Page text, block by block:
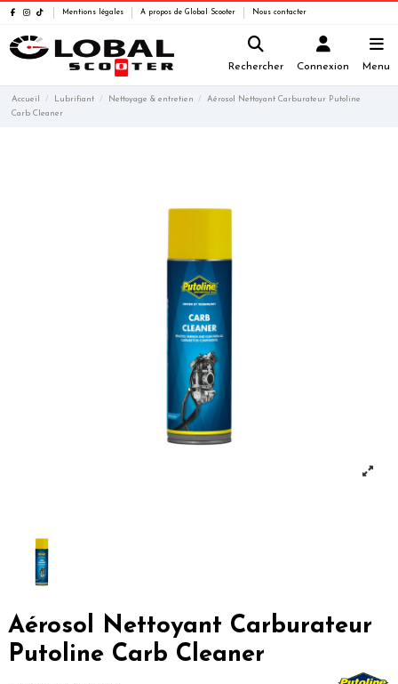
Mentions légales A propos de Global Scooter Nous contacter
Rechercher Connexion Menu
Accueil Lubrifiant Nettoyage & entretien
Aérosol Nettoyant Carburateur Putoline
Carb Cleaner
Aérosol Nettoyant Carburateur
Putoline Carb Cleaner